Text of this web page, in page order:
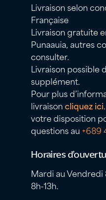
Livraison selon
Française
Livraison gratuite
Punaauia, autres
consulter.
Livraison possible
supplément.
Pour plus
livraisoncliquez ici
votre disposition
questions au +689
Horaires
Mardi au Vendredi
8h-13h.